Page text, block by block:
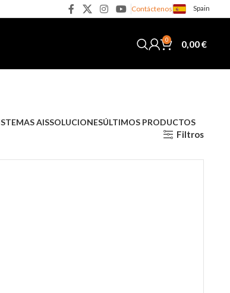
Contáctenos Spain
0 0,00€
AISSOLUCIONESÚLTIMOS PRODUCTOS
Filtros